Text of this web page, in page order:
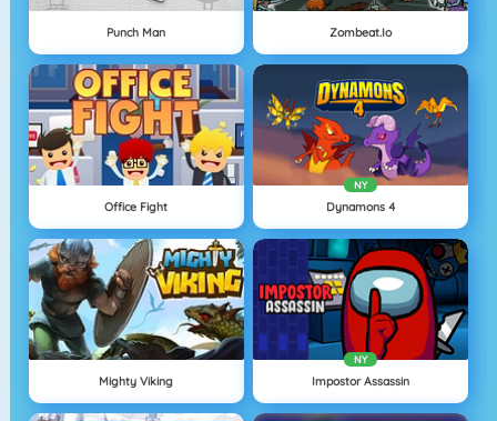
Punch Man Zombeat.io
Office Fight
NY
Dynamons 4
Mighty Viking
NY
Impostor Assassin